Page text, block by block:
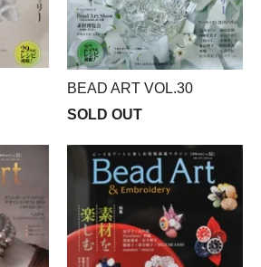
BEAD ART VOL.30
SOLD OUT